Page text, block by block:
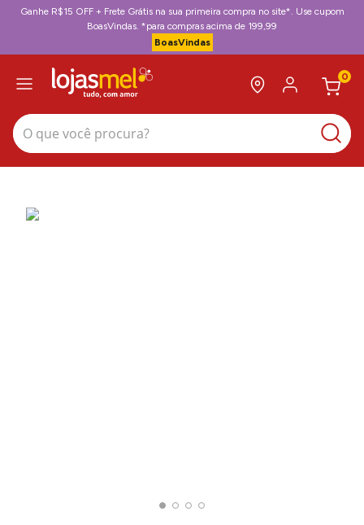
Ganhe R$15 OFF + Frete Grátis na sua primeira compra no site*. Use cupom
BoasVindas. *para compras acima de 199,99
BoasVindas
0
O que você procura?